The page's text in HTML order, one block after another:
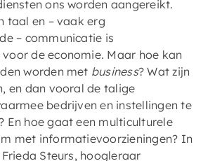
ons worden aangereikt.
taal en – vaak erg
– communicatie is
de economie. Maar hoe kan
worden met business? Wat zijn
en dan vooral de talige
bedrijven en instellingen te
En hoe gaat een multiculturele
met informatievoorzieningen? In
Steurs, hoogleraar